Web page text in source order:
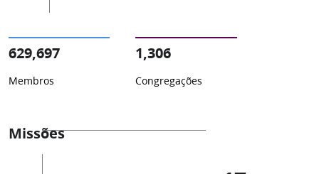
629,697
Membros
1,306
Congregações
Missões